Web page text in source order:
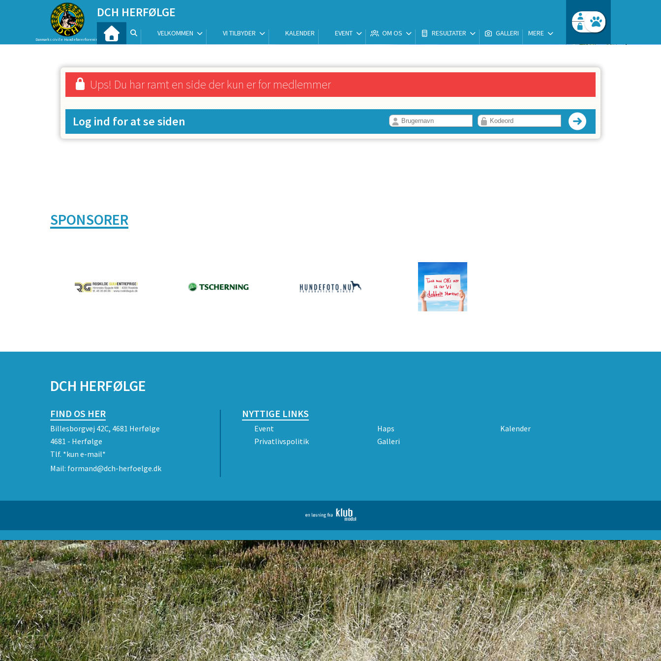
DCH HERFØLGE
Danmarks civile Hundeførerforening
VELKOMMEN VI TILBYDER KALENDER EVENT OM OS RESULTATER GALLERI MERE
Ups! Du har ramt en side der kun er for medlemmer
Log ind for at se siden
SPONSORER
DCH HERFØLGE
FIND OS HER
Billesborgvej 42C, 4681 Herfølge
4681 - Herfølge
Tlf. *kun e-mail*
Mail: formand@dch-herfoelge.dk
NYTTIGE LINKS
Event Haps
Kalender
Privatlivspolitik
Galleri